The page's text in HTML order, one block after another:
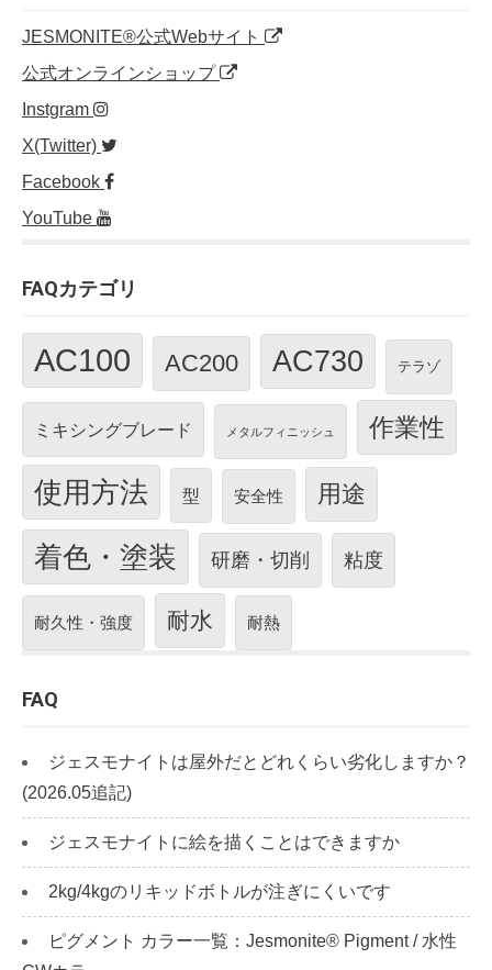
JESMONITE®公式Webサイト
公式オンラインショップ
Instgram
X(Twitter)
Facebook
YouTube
FAQカテゴリ
AC100 AC200 AC730 テラゾ
ミキシングブレード メタルフィニッシュ 作業性
使用方法 型 安全性 用途
着色・塗装 研磨・切削 粘度
耐久性・強度 耐水 耐熱
FAQ
ジェスモナイトは屋外だとどれくらい劣化しますか？
(2026.05追記)
ジェスモナイトに絵を描くことはできますか
2kg/4kgのリキッドボトルが注ぎにくいです
ピグメント カラー一覧：Jesmonite® Pigment / 水性